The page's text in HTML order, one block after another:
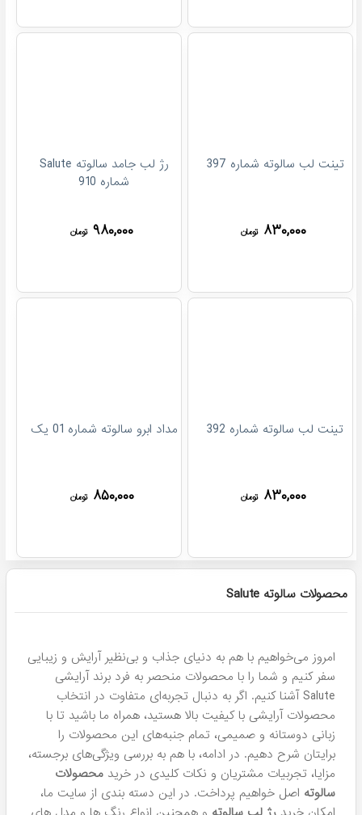
تینت لب سالوته شماره 397
۸۳۰,۰۰۰ تومان
رژ لب جامد سالوته Salute
شماره 910
۹۸۰,۰۰۰ تومان
تینت لب سالوته شماره 392
۸۳۰,۰۰۰ تومان
مداد ابرو سالوته شماره 01 یک
۸۵۰,۰۰۰ تومان
پرفروش ترین!
خط چشم کوزه ای نمدی ضد
آب سالوته رنگ سوپر کربن بلک
۸۳۰,۰۰۰ تومان
رژ لب جامد سالوته شماره 911
۹۸۰,۰۰۰ تومان